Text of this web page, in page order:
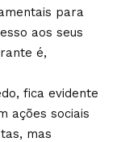
para
aos seus
é,
fica evidente
ações sociais
mas